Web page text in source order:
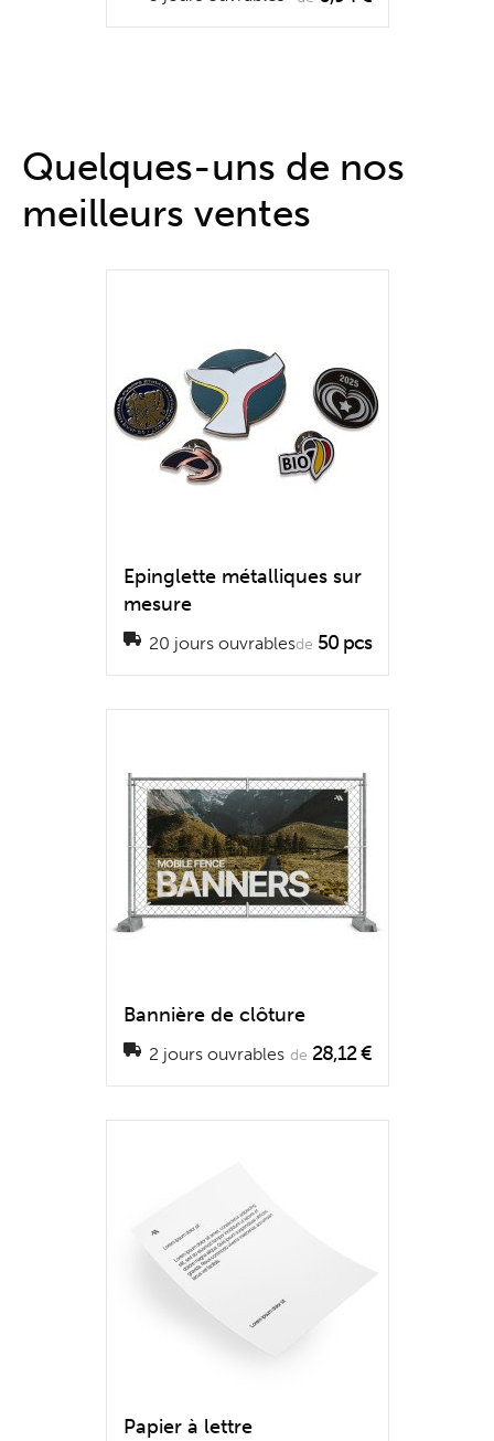
Quelques-uns de nos
meilleurs ventes
Epinglette métalliques sur
mesure
20 jours ouvrablesde 50 pcs
Bannière de clôture
2 jours ouvrables de 28,12 €
Papier à lettre